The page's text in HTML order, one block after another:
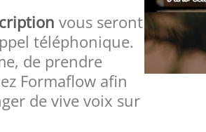
vous seront
téléphonique.
de prendre
Formaflow afin
de vive voix sur